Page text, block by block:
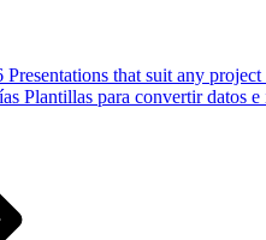
Presentations that suit any project
Plantillas para convertir datos